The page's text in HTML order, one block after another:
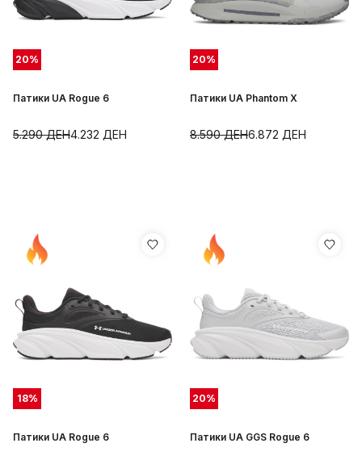
20%
Патики UA Rogue 6
4.232 ДЕН
5.290ДЕН
20%
Патики UA Phantom X
6.872 ДЕН
8.590ДЕН
18%
Патики UA Rogue 6
20%
Патики UA GGS Rogue 6